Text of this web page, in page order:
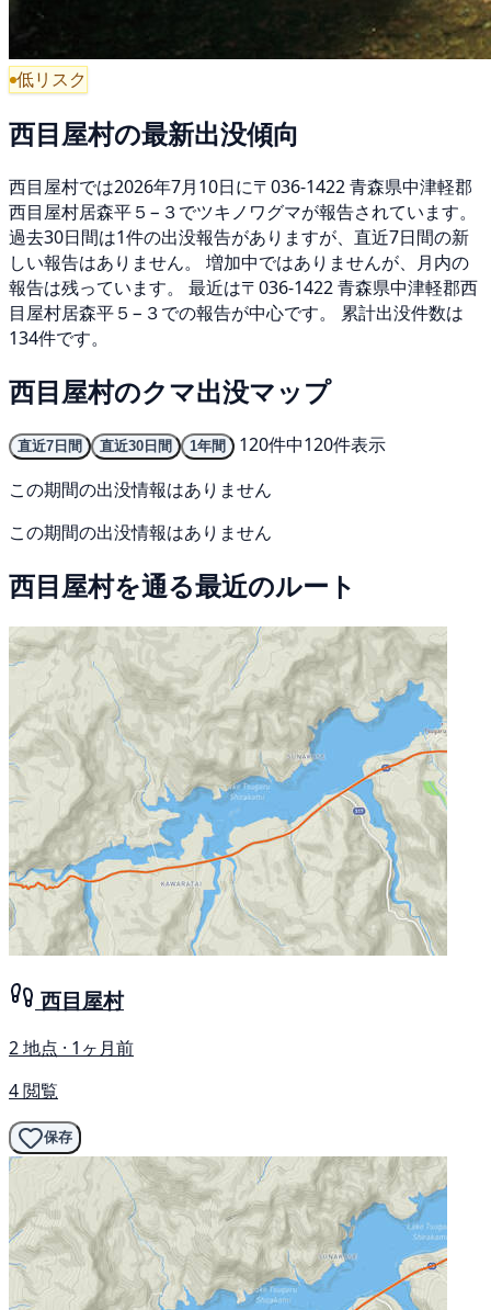
低リスク
西目屋村の最新出没傾向
西目屋村では2026年7月10日に〒036-1422 青森県中津軽郡
西目屋村居森平５−３でツキノワグマが報告されています。
過去30日間は1件の出没報告がありますが、直近7日間の新
しい報告はありません。 増加中ではありませんが、月内の
報告は残っています。 最近は〒036-1422 青森県中津軽郡西
目屋村居森平５−３での報告が中心です。 累計出没件数は
134件です。
西目屋村のクマ出没マップ
直近7日間 直近30日間 1年間
120件中120件表示
この期間の出没情報はありません
この期間の出没情報はありません
西目屋村を通る最近のルート
西目屋村
2 地点 · 1ヶ月前
4 閲覧
保存